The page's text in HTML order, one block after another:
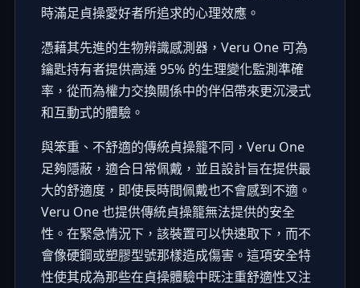
時滿足貞操愛好者所追求的心理效應。
憑藉其先進的生物辨識感測器，Veru One 可為
鑰匙持有者提供高達 95% 的生理變化監測準確
率，從而為權力交換關係中的伴侶帶來更沉浸式
和互動式的體驗。
與笨重、不舒適的傳統貞操籠不同，Veru One
足夠隱蔽，適合日常佩戴，並且設計旨在提供最
大的舒適度，即使長時間佩戴也不會感到不適。
Veru One 也提供傳統貞操籠無法提供的安全
性。在緊急情況下，該裝置可以快速取下，而不
會像硬鋼或塑膠型號那樣造成傷害。這項安全特
性使其成為那些在貞操體驗中既注重舒適性又注